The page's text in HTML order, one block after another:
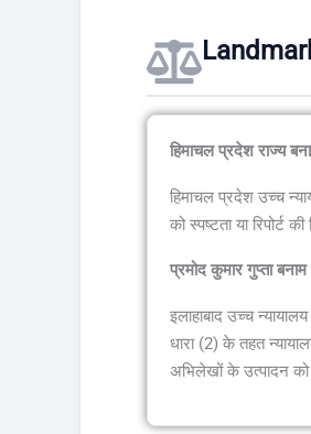
हिमाचल प्रदेश राज्य
हिमाचल प्रदेश उच्च
को स्पष्टता या
प्रमोद कुमार गुप्ता
इलाहाबाद उच्च
धारा (2) के तहत
अभिलेखों के उत्पादन को